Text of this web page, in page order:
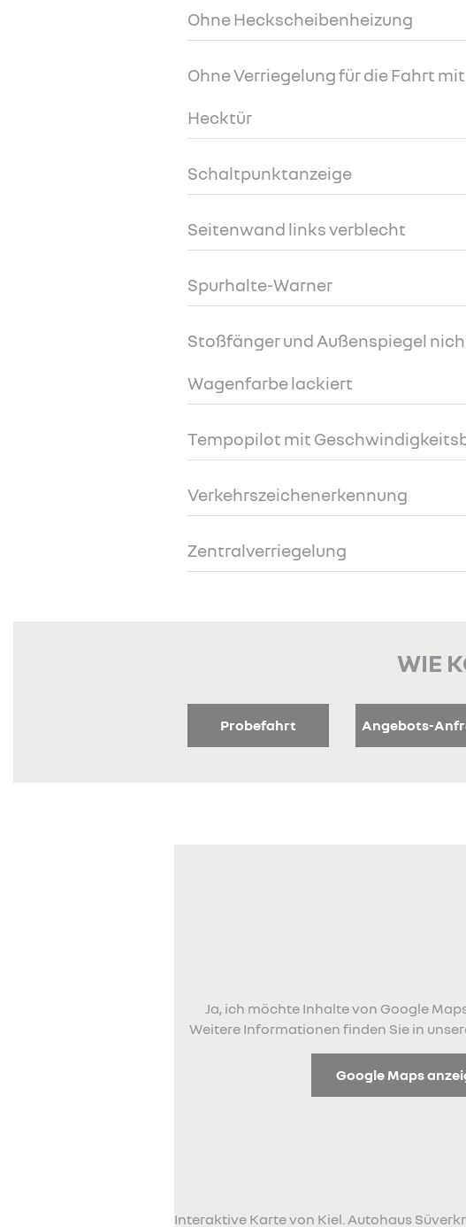
Ohne Heckscheibenheizung
Ohne Verriegelung für die Fahrt
Hecktür
Schaltpunktanzeige
Seitenwand links verblecht
Spurhalte-Warner
Stoßfänger und Außenspiegel
Wagenfarbe lackiert
Tempopilot mit
Verkehrszeichenerkennung
Zentralverriegelung
WIE
Probefahrt Angebots-
Ja, ich möchte Inhalte von Google
Weitere Informationen finden Sie in
Google Maps
Interaktive Karte von Kiel. Autohaus